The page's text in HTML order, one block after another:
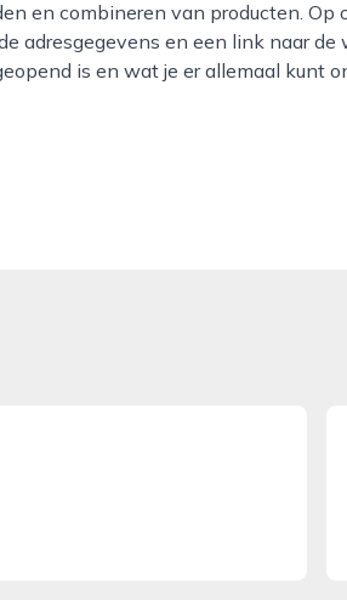
en combineren van producten. Op
adresgegevens en een link naar
is en wat je er allemaal kunt